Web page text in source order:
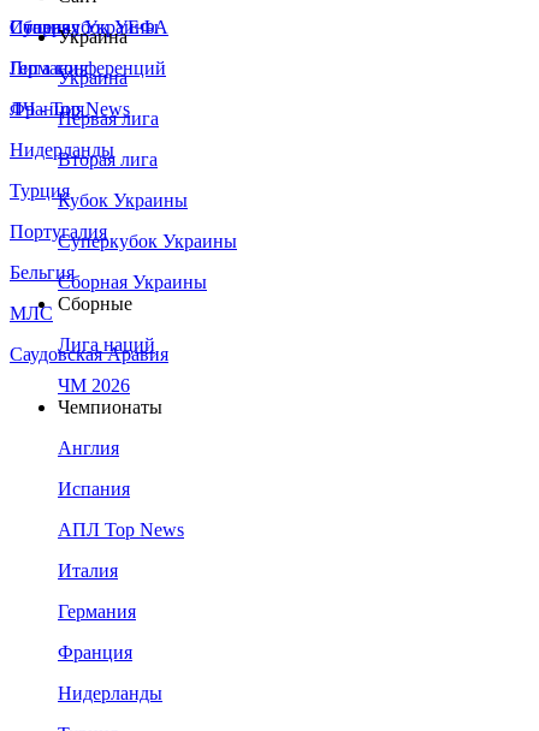
Сборная Украины
Италия
Германия
Франция
Нидерланды
Турция
Португалия
Бельгия
МЛС
Саудовская Аравия
Суперкубок УЕФА
Лига конференций
ЛЧ - Top News
Украина
Украина
Первая лига
Вторая лига
Кубок Украины
Суперкубок Украины
Сборная Украины
Сборные
Лига наций
ЧМ 2026
Чемпионаты
Англия
Испания
АПЛ Top News
Италия
Германия
Франция
Нидерланды